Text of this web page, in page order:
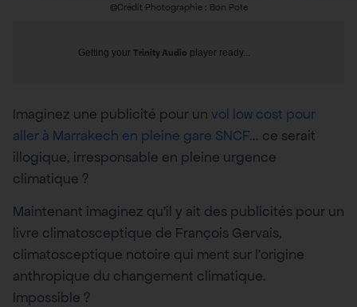
©Crédit Photographie : Bon Pote
Getting your Trinity Audio player ready...
Imaginez une publicité pour un vol low cost pour
aller à Marrakech en pleine gare SNCF... ce serait
illogique, irresponsable en pleine urgence
climatique ?
Maintenant imaginez qu’il y ait des publicités pour un
livre climatosceptique de François Gervais,
climatosceptique notoire qui ment sur l’origine
anthropique du changement climatique.
Impossible ?